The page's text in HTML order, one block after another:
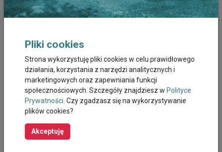
Marzec 2023
Styczeń 2023
Grudzień 2022
Listopad 2022
Październik 2022
Pliki cookies
Strona wykorzystuję pliki cookies w celu prawidłowego
działania, korzystania z narzędzi analitycznych i
marketingowych oraz zapewniania funkcji
społecznościowych. Szczegóły znajdziesz w Polityce
Prywatności . Czy zgadzasz się na wykorzystywanie
plików cookies?
Akceptuję